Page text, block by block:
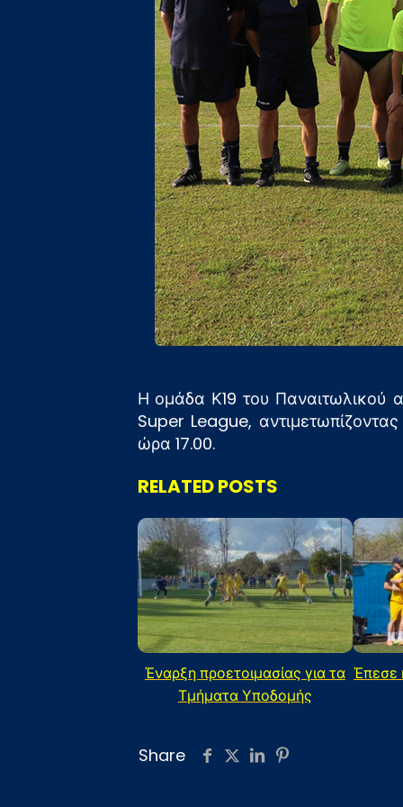
Η ομάδα Κ19 του Παναιτωλικού
Super League,
ώρα 17.00.
RELATED POSTS
Έναρξη προετοιμασίας για τα
Τμήματα Υποδομής
Έπεσε
Share